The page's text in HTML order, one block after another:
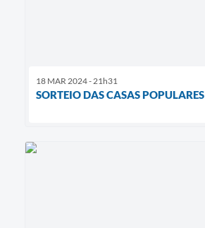
18 MAR 2024 - 21h31
SORTEIO DAS CASAS POPULARES